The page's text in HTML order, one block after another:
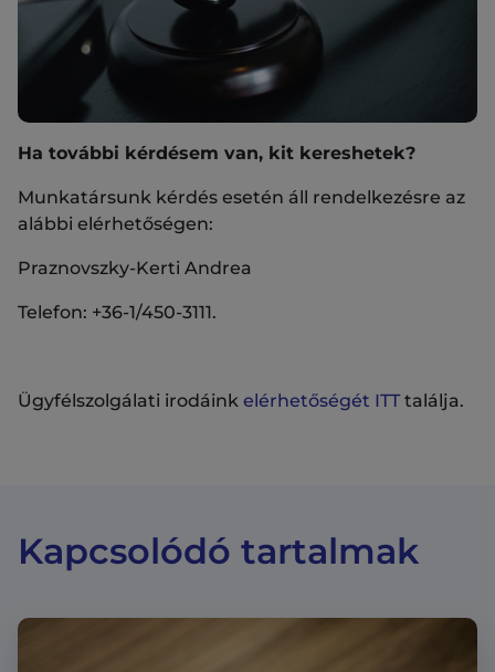
Ha további kérdésem van, kit kereshetek?
Munkatársunk kérdés esetén áll rendelkezésre az
alábbi elérhetőségen:
Praznovszky-Kerti Andrea
Telefon: +36-1/450-3111.
Ügyfélszolgálati irodáink elérhetőségét ITTtalálja.
Kapcsolódó tartalmak